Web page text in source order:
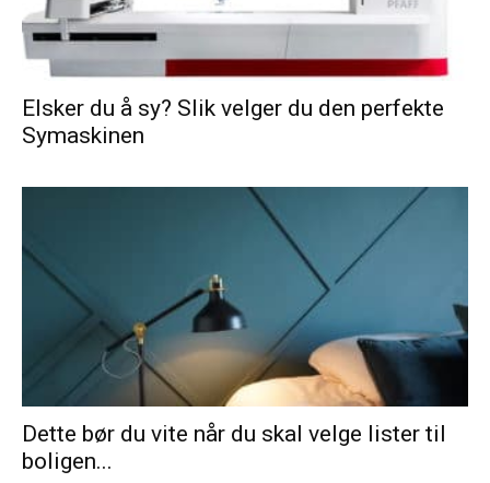
Elsker du å sy? Slik velger du den perfekte
Symaskinen
Dette bør du vite når du skal velge lister til
boligen...